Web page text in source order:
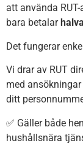
att använda
bara betalar
Det fungerar
Vi drar av RUT
med
ditt
✅ Gäller både
hushållsnära